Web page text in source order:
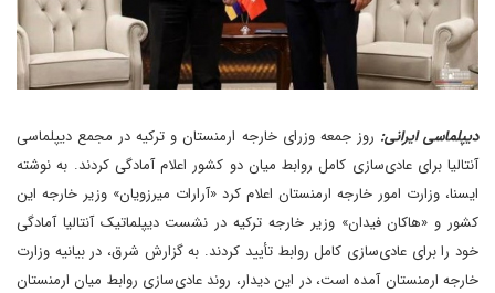
دیپلماسی ایرانی: روز جمعه وزرای خارجه ارمنستان و ترکیه در مجمع دیپلماسی
آنتالیا برای عادی‌سازی کامل روابط میان دو کشور اعلام آمادگی کردند. به نوشته
ایسنا، وزارت امور خارجه ارمنستان اعلام کرد «آرارات میرزویان» وزیر خارجه این
کشور و «هاکان فیدان» وزیر خارجه ترکیه در نشست دیپلماتیک آنتالیا آمادگی
خود را برای عادی‌سازی کامل روابط تأیید کردند. به گزارش شرق، در بیانیه وزارت
خارجه ارمنستان آمده است، در این دیدار، روند عادی‌سازی روابط میان ارمنستان